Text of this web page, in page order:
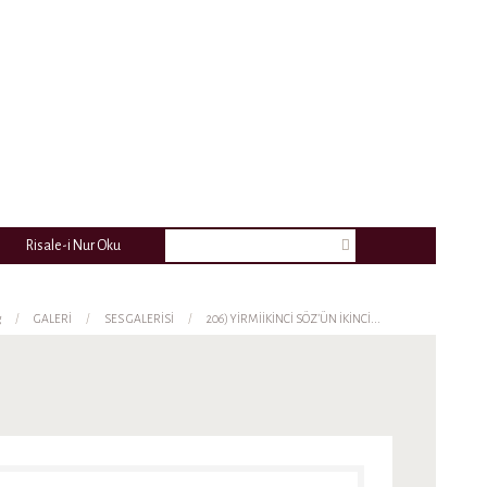
Risale-i Nur Oku
GALERİ SES GALERİSİ 206) YİRMİİKİNCİ SÖZ’ÜN İKİNCİ...